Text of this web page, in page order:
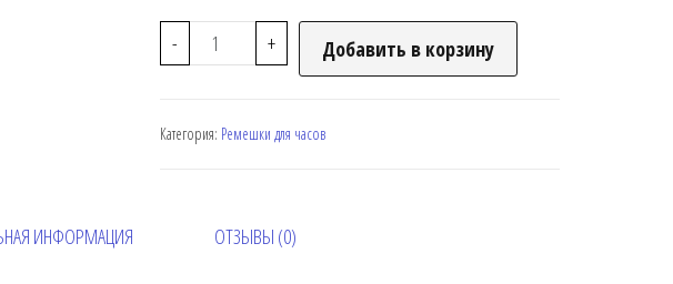
- + Добавить в корзину
Категория: Ремешки для часов
ИНФОРМАЦИЯ ОТЗЫВЫ (0)